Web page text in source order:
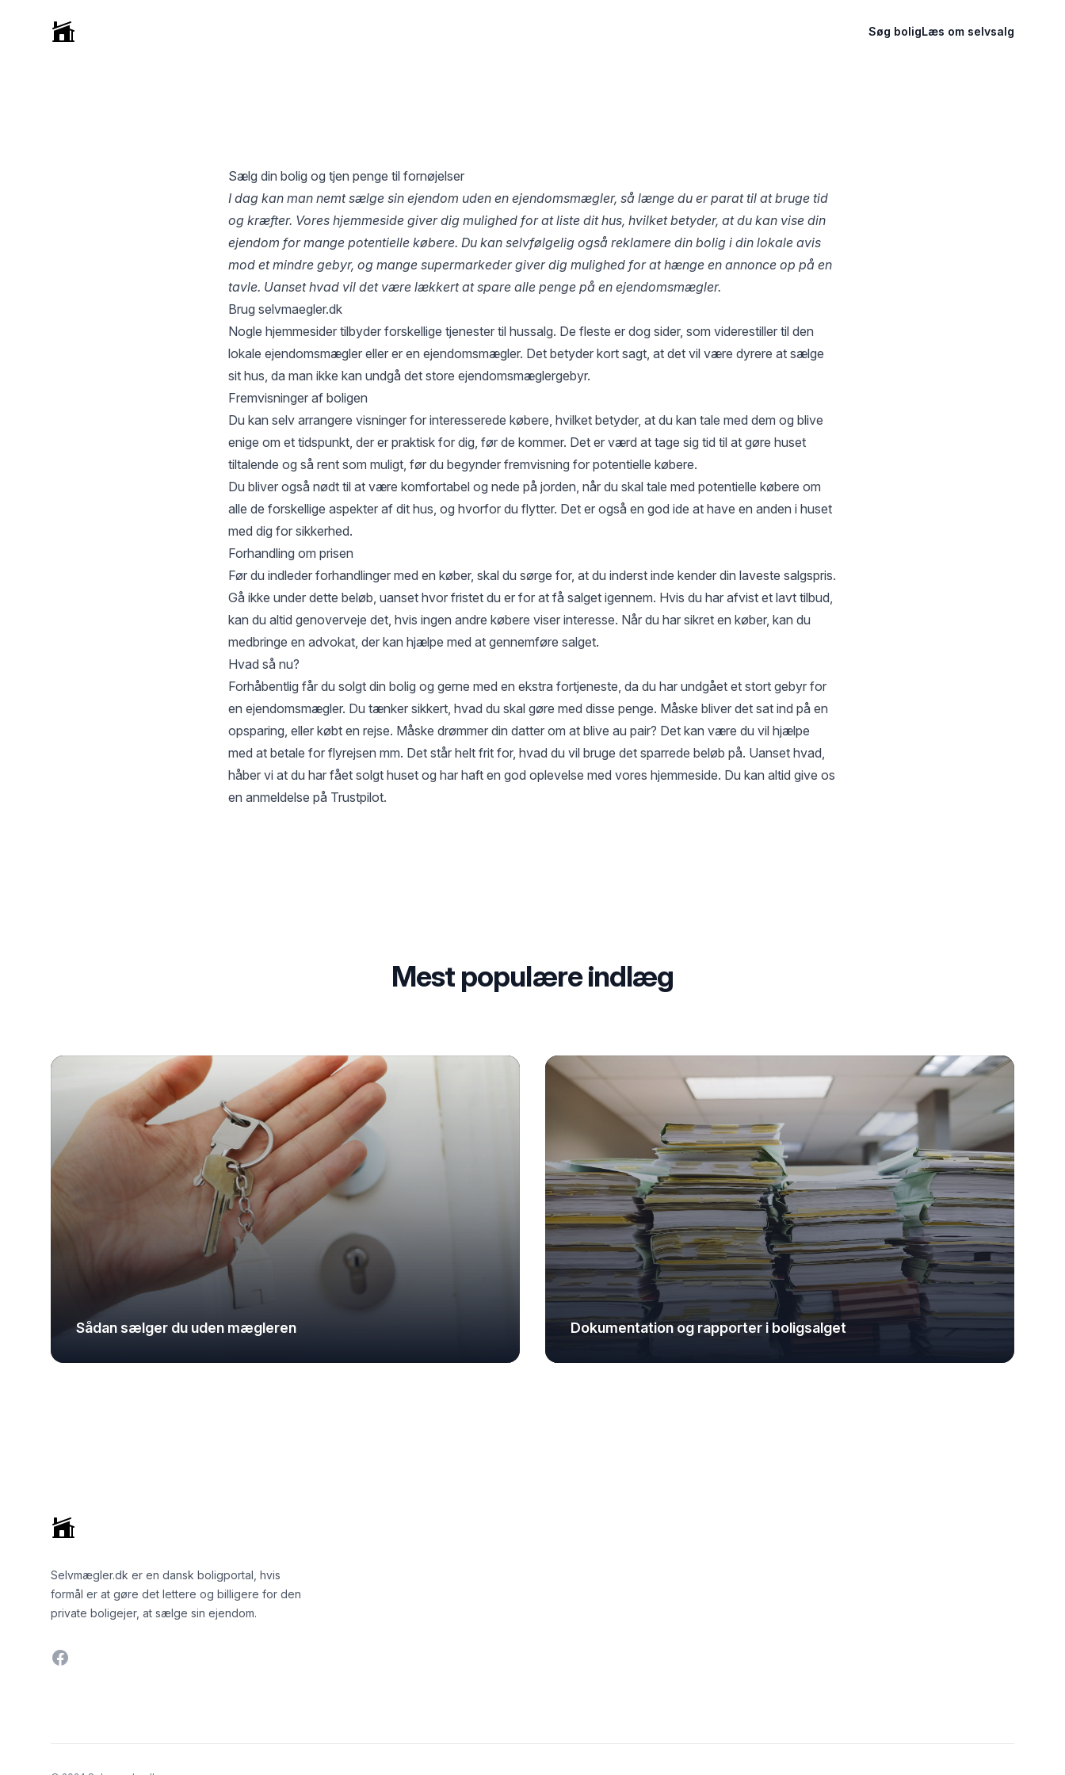
Selvmægler Søg boligLæs om selvsalg
Sælg din bolig og tjen penge til fornøjelser
I dag kan man nemt sælge sin ejendom uden en ejendomsmægler, så længe du er parat til at bruge tid
og kræfter. Vores hjemmeside giver dig mulighed for at liste dit hus, hvilket betyder, at du kan vise din
ejendom for mange potentielle købere. Du kan selvfølgelig også reklamere din bolig i din lokale avis
mod et mindre gebyr, og mange supermarkeder giver dig mulighed for at hænge en annonce op på en
tavle. Uanset hvad vil det være lækkert at spare alle penge på en ejendomsmægler.
Brug selvmaegler.dk
Nogle hjemmesider tilbyder forskellige tjenester til hussalg. De fleste er dog sider, som viderestiller til den
lokale ejendomsmægler eller er en ejendomsmægler. Det betyder kort sagt, at det vil være dyrere at sælge
sit hus, da man ikke kan undgå det store ejendomsmæglergebyr.
Fremvisninger af boligen
Du kan selv arrangere visninger for interesserede købere, hvilket betyder, at du kan tale med dem og blive
enige om et tidspunkt, der er praktisk for dig, før de kommer. Det er værd at tage sig tid til at gøre huset
tiltalende og så rent som muligt, før du begynder fremvisning for potentielle købere.
Du bliver også nødt til at være komfortabel og nede på jorden, når du skal tale med potentielle købere om
alle de forskellige aspekter af dit hus, og hvorfor du flytter. Det er også en god ide at have en anden i huset
med dig for sikkerhed.
Forhandling om prisen
Før du indleder forhandlinger med en køber, skal du sørge for, at du inderst inde kender din laveste salgspris.
Gå ikke under dette beløb, uanset hvor fristet du er for at få salget igennem. Hvis du har afvist et lavt tilbud,
kan du altid genoverveje det, hvis ingen andre købere viser interesse. Når du har sikret en køber, kan du
medbringe en advokat, der kan hjælpe med at gennemføre salget.
Hvad så nu?
Forhåbentlig får du solgt din bolig og gerne med en ekstra fortjeneste, da du har undgået et stort gebyr for
en ejendomsmægler. Du tænker sikkert, hvad du skal gøre med disse penge. Måske bliver det sat ind på en
opsparing, eller købt en rejse. Måske drømmer din datter om at blive au pair? Det kan være du vil hjælpe
med at betale for flyrejsen mm. Det står helt frit for, hvad du vil bruge det sparrede beløb på. Uanset hvad,
håber vi at du har fået solgt huset og har haft en god oplevelse med vores hjemmeside. Du kan altid give os
en anmeldelse på Trustpilot.
Mest populære indlæg
Sådan sælger du uden mægleren Dokumentation og rapporter i boligsalget
Selvmægler.dk er en dansk boligportal, hvis
formål er at gøre det lettere og billigere for den
private boligejer, at sælge sin ejendom.
Facebook